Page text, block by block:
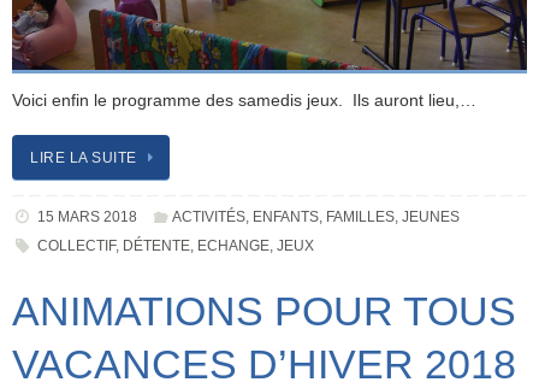
Voici enfin le programme des samedis jeux. Ils auront lieu,…
LIRE LA SUITE
15 MARS 2018 ACTIVITÉS ENFANTS FAMILLES ,JEUNES
COLLECTIF, DÉTENTE, ECHANGE, JEUX
ANIMATIONS POUR TOUS
VACANCES D’HIVER 2018